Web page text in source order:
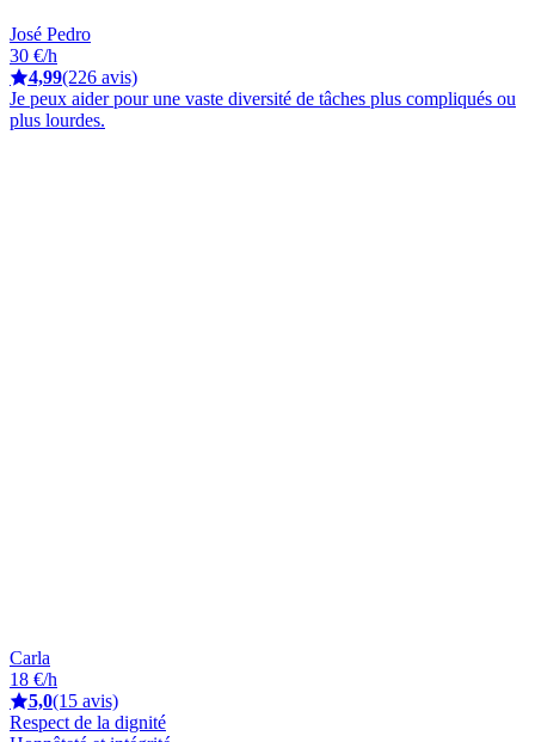
José Pedro
30 €/h
4,99(226 avis)
Je peux aider pour une vaste diversité de tâches plus compliqués ou
plus lourdes.
Carla
18 €/h
5,0(15 avis)
Respect de la dignité